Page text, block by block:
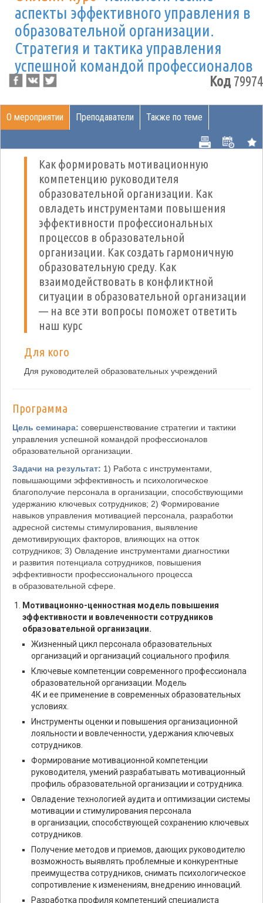
аспекты эффективного управления в
образовательной организации.
Стратегия и тактика управления
успешной командой профессионалов
Код79974
О мероприятии Преподаватели Также по теме
Как формировать мотивационную
компетенцию руководителя
образовательной организации. Как
овладеть инструментами повышения
эффективности профессиональных
процессов в образовательной
организации. Как создать гармоничную
образовательную среду. Как
взаимодействовать в конфликтной
ситуации в образовательной организации
— на все эти вопросы поможет ответить
наш курс
Для кого
Для руководителей образовательных учреждений
Программа
Цель семинара: совершенствование стратегии и тактики
управления успешной командой профессионалов
образовательной организации.
Задачи на результат: 1) Работа с инструментами,
повышающими эффективность и психологическое
благополучие персонала в организации, способствующими
удержанию ключевых сотрудников; 2) Формирование
навыков управления мотивацией персонала, разработки
адресной системы стимулирования, выявление
демотивирующих факторов, влияющих на отток
сотрудников; 3) Овладение инструментами диагностики
и развития потенциала сотрудников, повышения
эффективности профессионального процесса
в образовательной сфере.
Мотивационно-ценностная модель повышения
эффективности и вовлеченности сотрудников
образовательной организации.
Жизненный цикл персонала образовательных
организаций и организаций социального профиля.
Ключевые компетенции современного профессионала
образовательной организации. Модель
4К и ее применение в современных образовательных
условиях.
Инструменты оценки и повышения организационной
лояльности и вовлеченности, удержания ключевых
сотрудников.
Формирование мотивационной компетенции
руководителя, умений разрабатывать мотивационный
профиль образовательной организации и сотрудника.
Овладение технологией аудита и оптимизации системы
мотивации и стимулирования персонала
в организации, способствующей сохранению ключевых
сотрудников.
Получение методов и приемов, дающих руководителю
возможность выявлять проблемные и конкурентные
преимущества сотрудников, снимать психологическое
сопротивление к изменениям, внедрению инноваций.
Разработка профиля компетенций специалиста